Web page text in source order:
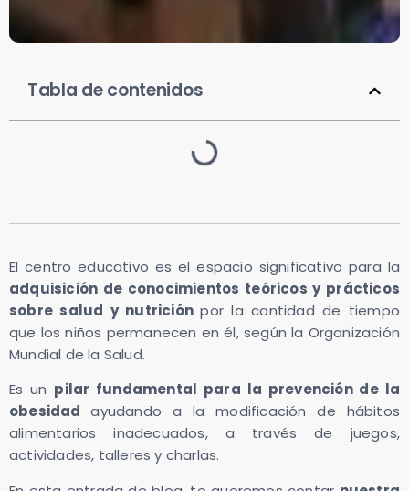
Tabla de contenidos
El centro educativo es el espacio significativo para la
adquisición de conocimientos teóricos y prácticos
sobre salud y nutriciónpor la cantidad de tiempo
que los niños permanecen en él, según la Organización
Mundial de la Salud.
Es un pilar fundamental para la prevención de la
obesidadayudando a la modificación de hábitos
alimentarios inadecuados, a través de juegos,
actividades, talleres y charlas.